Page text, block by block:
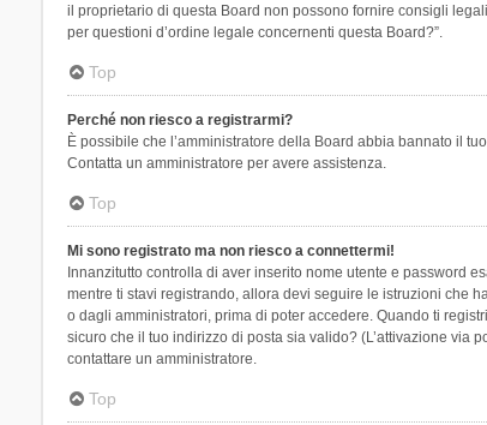
il proprietario di questa Board non possono fornire consigli
per questioni d’ordine legale concernenti questa Board?”.
Top
Perché non riesco a registrarmi?
È possibile che l’amministratore della Board abbia bannato il
Contatta un amministratore per avere assistenza.
Top
Mi sono registrato ma non riesco a connettermi!
Innanzitutto controlla di aver inserito nome utente e password
mentre ti stavi registrando, allora devi seguire le istruzioni che
o dagli amministratori, prima di poter accedere. Quando ti
sicuro che il tuo indirizzo di posta sia valido? (L’attivazione via
contattare un amministratore.
Top